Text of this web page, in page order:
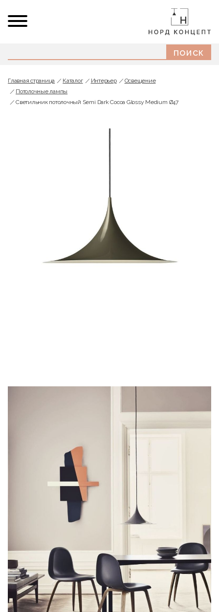
Главная страница Каталог Интерьер
Освещение
Потолочные лампы
Светильник потолочный Semi Dark Cocoa Glossy Medium Ø47